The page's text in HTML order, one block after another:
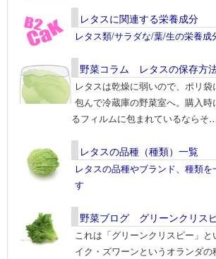
レタスに関連する栄養成分
レタス類/サラダな/葉/生の栄養成
野菜コラム レタスの保存方
レタスは乾燥に弱いので、ポリ
包んで冷蔵庫の野菜室へ。購入
るフィルムに包まれているならそ
レタスの品種（種類）一覧
レタスの品種やブランド、種類を
す
野菜ブログ グリーンクリス
これは「グリーンクリスピー」
イク・ズワーンというオランダ